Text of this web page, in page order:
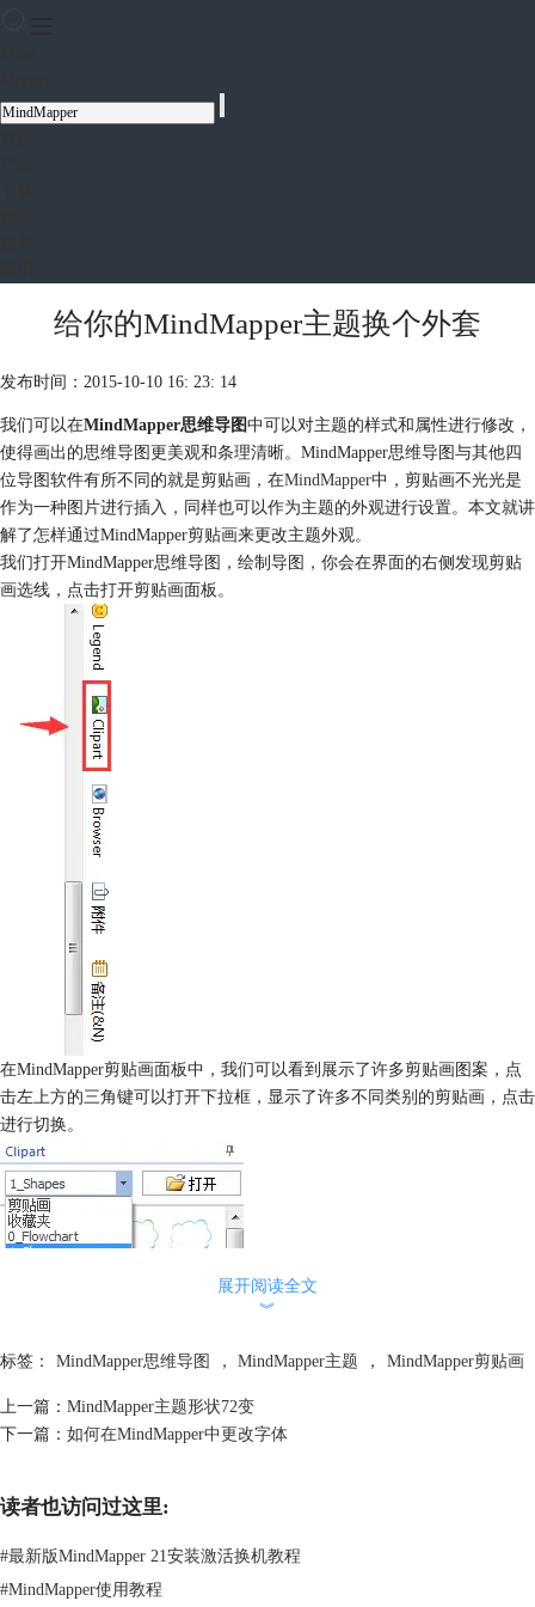
给你的MindMapper主题换个外套
发布时间：2015-10-10 16: 23: 14
我们可以在MindMapper思维导图中可以对主题的样式和属性进行修改，
使得画出的思维导图更美观和条理清晰。MindMapper思维导图与其他四
位导图软件有所不同的就是剪贴画，在MindMapper中，剪贴画不光光是
作为一种图片进行插入，同样也可以作为主题的外观进行设置。本文就讲
解了怎样通过MindMapper剪贴画来更改主题外观。
我们打开MindMapper思维导图，绘制导图，你会在界面的右侧发现剪贴
画选线，点击打开剪贴画面板。
在MindMapper剪贴画面板中，我们可以看到展示了许多剪贴画图案，点
击左上方的三角键可以打开下拉框，显示了许多不同类别的剪贴画，点击
进行切换。
展开阅读全文
︾
标签： MindMapper思维导图 ， MindMapper主题 ， MindMapper剪贴画
上一篇： MindMapper主题形状72变
下一篇： 如何在MindMapper中更改字体
读者也访问过这里:
#最新版MindMapper 21安装激活换机教程
#MindMapper使用教程